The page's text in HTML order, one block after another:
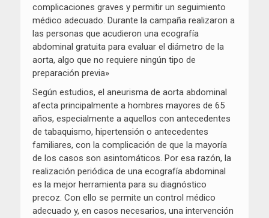
complicaciones graves y permitir un seguimiento
médico adecuado. Durante la campaña realizaron a
las personas que acudieron una ecografía
abdominal gratuita para evaluar el diámetro de la
aorta, algo que no requiere ningún tipo de
preparación previa»
Según estudios, el aneurisma de aorta abdominal
afecta principalmente a hombres mayores de 65
años, especialmente a aquellos con antecedentes
de tabaquismo, hipertensión o antecedentes
familiares, con la complicación de que la mayoría
de los casos son asintomáticos. Por esa razón, la
realización periódica de una ecografía abdominal
es la mejor herramienta para su diagnóstico
precoz. Con ello se permite un control médico
adecuado y, en casos necesarios, una intervención